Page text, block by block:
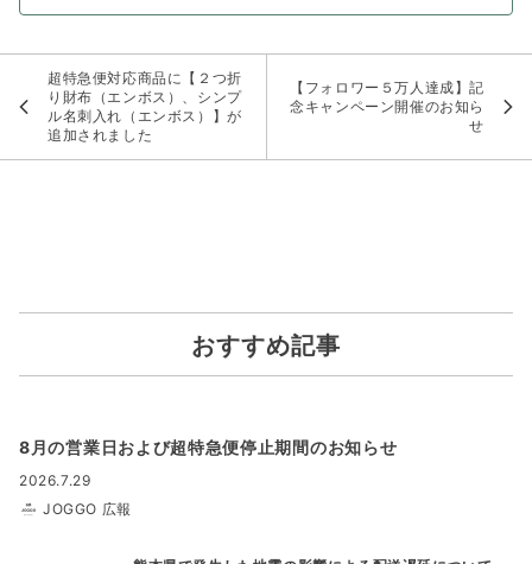
超特急便対応商品に【２つ折
り財布（エンボス）、シンプ
ル名刺入れ（エンボス）】が
追加されました
【フォロワー５万人達成】記
念キャンペーン開催のお知ら
せ
おすすめ記事
8月の営業日および超特急便停止期間のお知らせ
2026.7.29
JOGGO 広報